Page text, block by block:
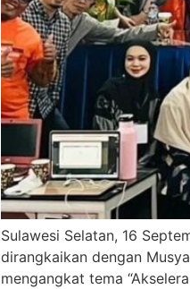
Sulawesi Selatan, 16
dirangkaikan dengan
mengangkat tema